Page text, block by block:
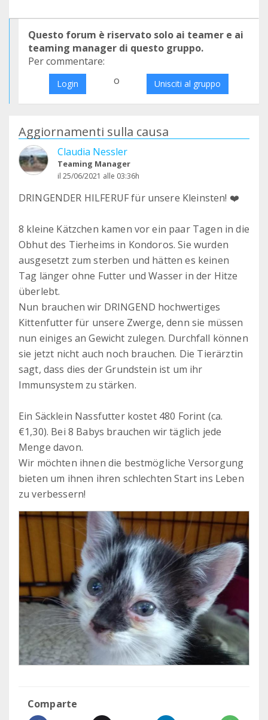
Questo forum è riservato solo ai teamer e ai
teaming manager di questo gruppo.
Per commentare:
Login o Unisciti al gruppo
Aggiornamenti sulla causa
Claudia Nessler
Teaming Manager
il 25/06/2021 alle 03:36h
DRINGENDER HILFERUF für unsere Kleinsten! ❤️
8 kleine Kätzchen kamen vor ein paar Tagen in die
Obhut des Tierheims in Kondoros. Sie wurden
ausgesetzt zum sterben und hätten es keinen
Tag länger ohne Futter und Wasser in der Hitze
überlebt.
Nun brauchen wir DRINGEND hochwertiges
Kittenfutter für unsere Zwerge, denn sie müssen
nun einiges an Gewicht zulegen. Durchfall können
sie jetzt nicht auch noch brauchen. Die Tierärztin
sagt, dass dies der Grundstein ist um ihr
Immunsystem zu stärken.
Ein Säcklein Nassfutter kostet 480 Forint (ca.
€1,30). Bei 8 Babys brauchen wir täglich jede
Menge davon.
Wir möchten ihnen die bestmögliche Versorgung
bieten um ihnen ihren schlechten Start ins Leben
zu verbessern!
Comparte